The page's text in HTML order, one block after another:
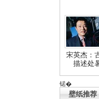
宋英杰：
描述处
锘�
壁纸推荐